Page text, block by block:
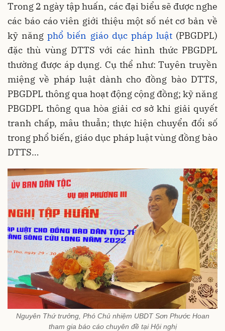
Trong 2 ngày tập huấn, các đại biểu sẽ được nghe
các báo cáo viên giới thiệu một số nét cơ bản về
kỹ năngphổ biến giáo dục pháp luật(PBGDPL)
đặc thù vùng DTTS với các hình thức PBGDPL
thường được áp dụng. Cụ thể như: Tuyên truyền
miệng về pháp luật dành cho đồng bào DTTS,
PBGDPL thông qua hoạt động cộng đồng; kỹ năng
PBGDPL thông qua hòa giải cơ sở khi giải quyết
tranh chấp, mâu thuẫn; thực hiện chuyển đổi số
trong phổ biến, giáo dục pháp luật vùng đồng bào
DTTS…
Nguyên Thứ trưởng, Phó Chủ nhiệm UBDT Sơn Phước Hoan
tham gia báo cáo chuyên đề tại Hội nghị